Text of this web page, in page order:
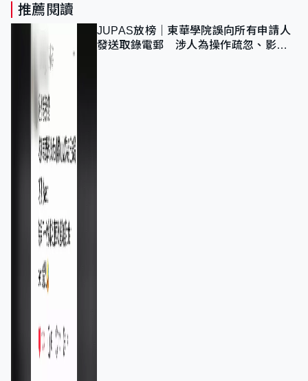
推薦閱讀
JUPAS放榜｜東華學院誤向所有申請人
發送取錄電郵 涉人為操作疏忽、影響